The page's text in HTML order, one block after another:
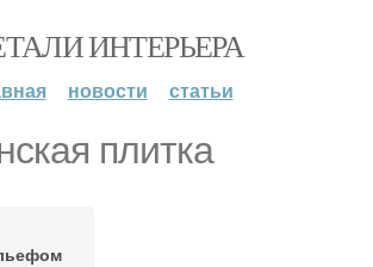
ИНТЕРЬЕРА
новости статьи
плитка